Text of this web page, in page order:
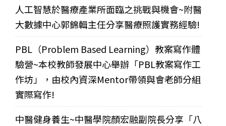
人工智慧於醫療產業所面臨之挑戰與機會~附醫
大數據中心郭錦輯主任分享醫療照護實務經驗!
PBL（Problem Based Learning）教案寫作體
驗營~本校教師發展中心舉辦「PBL教案寫作工
作坊」，由校內資深Mentor帶領與會老師分組
實際寫作!
中醫健身養生~中醫學院顏宏融副院長分享「八